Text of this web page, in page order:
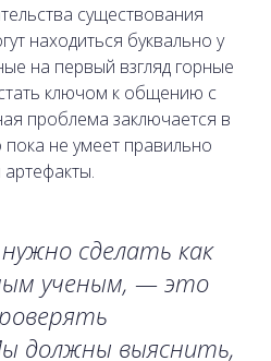
существования
находиться буквально у
на первый взгляд горные
ключом к общению с
проблема заключается в
не умеет правильно
сделать как
ученым, — это
должны выяснить,